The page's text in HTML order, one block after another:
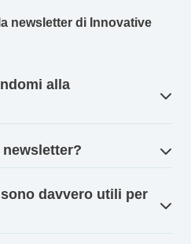
newsletter di Innovative
alla
davvero utili per